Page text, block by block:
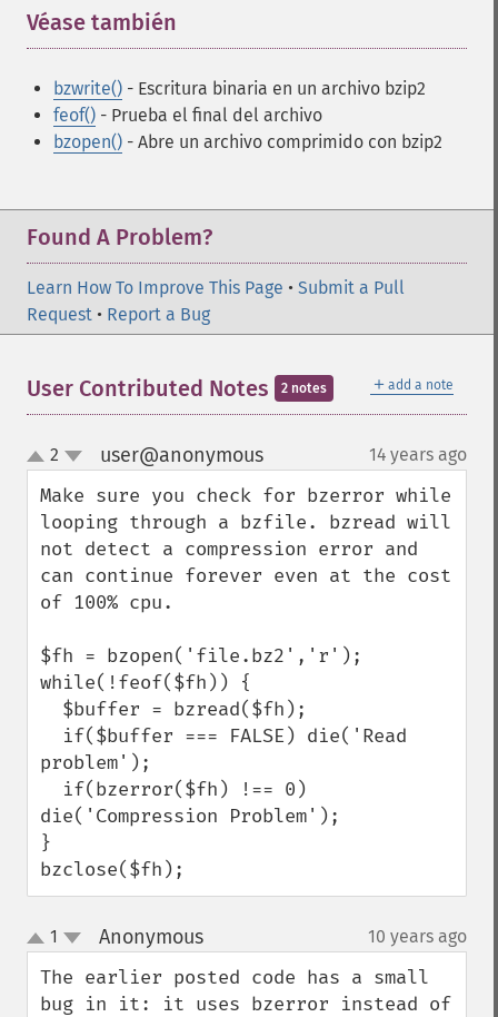
Véase también
bzwrite() - Escritura binaria en un archivo bzip2
feof() - Prueba el final del archivo
bzopen() - Abre un archivo comprimido con bzip2
Found A Problem?
Learn How To Improve This Page • Submit a Pull
Request • Report a Bug
＋ add a note
User Contributed Notes 2 notes
up
down
2 user@anonymous¶ 14 years ago
Make sure you check for bzerror while
looping through a bzfile. bzread will
not detect a compression error and
can continue forever even at the cost
of 100% cpu.
$fh = bzopen('file.bz2','r');
while(!feof($fh)) {
problem');
die('Compression Problem');
}
bzclose($fh);
up
down
1 Anonymous¶ 10 years ago
The earlier posted code has a small
bug in it: it uses bzerror instead of